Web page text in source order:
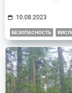
10.08.2023
БЕЗОПАСНОСТЬ